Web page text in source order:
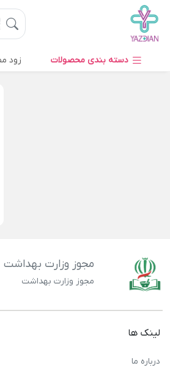
دسته بندی محصولات زود
مجوز وزارت بهداشت
مجوز وزارت بهداشت
لینک ها
درباره ما